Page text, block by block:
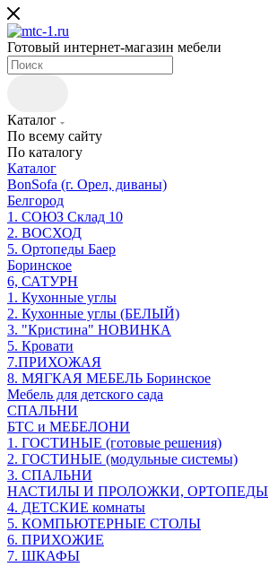
Готовый интернет-магазин мебели
Каталог
По всему сайту
По каталогу
Каталог
BonSofa (г. Орел, диваны)
Белгород
1. СОЮЗ Склад 10
2. ВОСХОД
5. Ортопеды Баер
Боринское
6, САТУРН
1. Кухонные углы
2. Кухонные углы (БЕЛЫЙ)
3. "Кристина" НОВИНКА
5. Кровати
7.ПРИХОЖАЯ
8. МЯГКАЯ МЕБЕЛЬ Боринское
Мебель для детского сада
СПАЛЬНИ
БТС и МЕБЕЛОНИ
1. ГОСТИНЫЕ (готовые решения)
2. ГОСТИНЫЕ (модульные системы)
3. СПАЛЬНИ
НАСТИЛЫ И ПРОЛОЖКИ, ОРТОПЕДЫ
4. ДЕТСКИЕ комнаты
5. КОМПЬЮТЕРНЫЕ СТОЛЫ
6. ПРИХОЖИЕ
7. ШКАФЫ